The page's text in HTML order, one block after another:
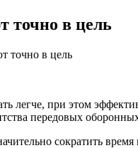
точно в цель
точно в цель
легче, при этом
передовых
сократить